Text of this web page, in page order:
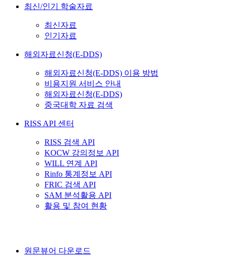
최신/인기 학술자료
최신자료
인기자료
해외자료신청(E-DDS)
해외자료신청(E-DDS) 이용 방법
비용지원 서비스 안내
해외자료신청(E-DDS)
중국대학 자료 검색
RISS API 센터
RISS 검색 API
KOCW 강의정보 API
WILL 연계 API
Rinfo 통계정보 API
FRIC 검색 API
SAM 분석활용 API
활용 및 참여 현황
원문뷰어 다운로드